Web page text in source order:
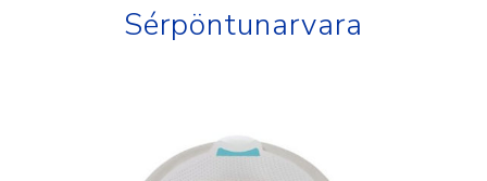
Sérpöntunarvara